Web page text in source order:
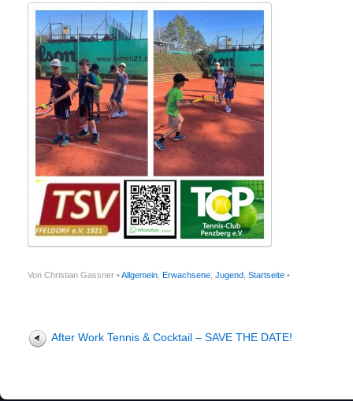
Von Christian Gassner •Allgemein Erwachsene Jugend Startseite •
After Work Tennis & Cocktail – SAVE THE DATE!